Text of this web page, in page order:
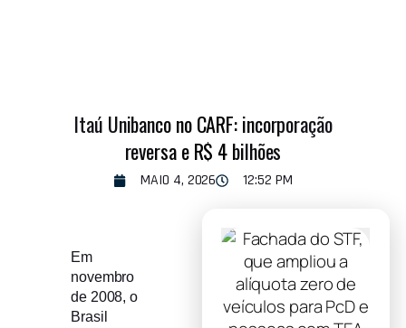
Itaú Unibanco no CARF: incorporação
reversa e R$ 4 bilhões
MAIO 4, 2026 12:52 PM
Em
novembro
de 2008, o
Brasil